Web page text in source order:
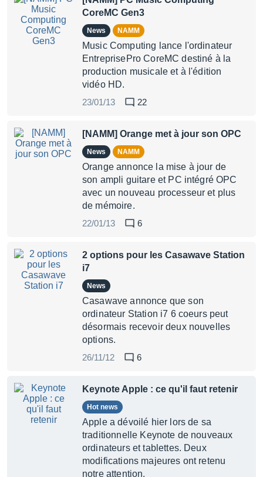
CoreMC Gen3
News NAMM
Music Computing lance l'ordinateur
EntreprisePro CoreMC destiné à la
production musicale et à l'édition
vidéo HD.
23/01/13
22
[NAMM] Orange met à jour son OPC
News NAMM
Orange annonce la mise à jour de
son ampli guitare et PC intégré OPC
avec un nouveau processeur et plus
de mémoire.
22/01/13
6
2 options pour les Casawave Station
i7
News
Casawave annonce que son
ordinateur Station i7 6 coeurs peut
désormais recevoir deux nouvelles
options.
26/11/12
6
Keynote Apple : ce qu'il faut retenir
Hot news
Apple a dévoilé hier lors de sa
traditionnelle Keynote de nouveaux
ordinateurs et tablettes. Deux
modifications majeures ont retenu
notre attention.